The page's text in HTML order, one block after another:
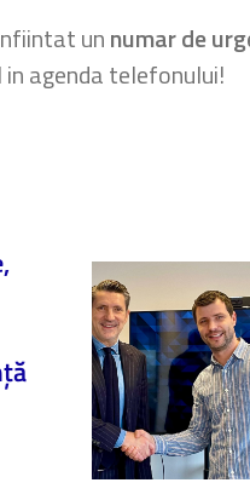
unnumar de
agenda telefonului!